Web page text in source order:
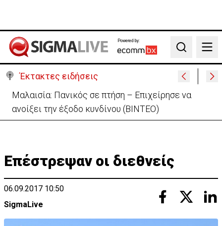
Powered by:
Search
Έκτακτες ειδήσεις
Τραγωδία Ξυλοφάγου: Απορρίφθηκε το αίτημα του
πατέρα αποφυλάκισης με εγγύηση
Επέστρεψαν οι διεθνείς
06.09.2017 10:50
SigmaLive